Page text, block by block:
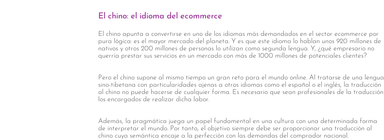
El chino: el idioma del ecommerce
El chino apunta a convertirse en uno de los idiomas más demandados en el sector ecommerce por
pura lógica: es el mayor mercado del planeta. Y es que este idioma lo hablan unos 920 millones de
nativos y otros 200 millones de personas lo utilizan como segunda lengua. Y, ¿qué empresario no
querría prestar sus servicios en un mercado con más de 1000 millones de potenciales clientes?
Pero el chino supone al mismo tiempo un gran reto para el mundo online. Al tratarse de una lengua
sino-tibetana con particularidades ajenas a otros idiomas como el español o el inglés, la traducción
al chino no puede hacerse de cualquier forma. Es necesario que sean profesionales de la traducción
los encargados de realizar dicha labor.
Además, la pragmática juega un papel fundamental en una cultura con una determinada forma
de interpretar el mundo. Por tanto, el objetivo siempre debe ser proporcionar una traducción al
chino cuya semántica encaje a la perfección con las demandas del comprador nacional.